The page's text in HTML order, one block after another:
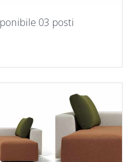
03 posti